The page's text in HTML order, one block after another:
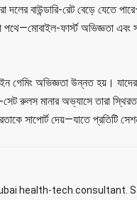
বাউন্ডারি-রেট বেড়ে যেতে
পথে—মোবাইল-ফার্স্ট অভিজ্ঞতা এবং
অভিজ্ঞতা উন্নত হয়। যাদের
রুলস মানার অভ্যাসে তারা
সাপোর্ট দেয়—যাতে প্রতিটি
health-tech consultant.